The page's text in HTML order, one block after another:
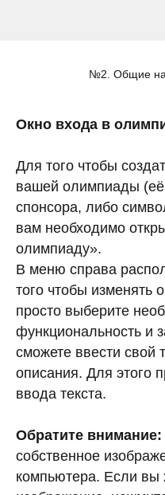
№2. Общие
Окно входа в
Для того чтобы
вашей олимпиады (её
спонсора, либо
вам необходимо
олимпиаду».
В меню справа
того чтобы изменять
просто выберите
функциональность и
сможете ввести свой
описания. Для этого
ввода текста.
Обратите внимание:
собственное
компьютера. Если вы